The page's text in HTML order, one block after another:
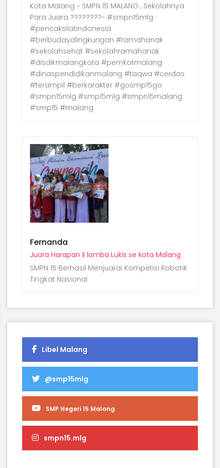
Kota Malang ~ SMPN 15 MALANG , Sekolahnya
Para Juara ????????~ #smpn15mlg
#pencaksilatindonesia
#berbudayalingkungan #ramahanak
#sekolahsehat #sekolahramahanak
#disdikmalangkota #pemkotmalang
#dinaspendidikanmalang #taqwa #cerdas
#terampil #berkarakter #gosmp15go
#smpn15mlg #smp15mlg #smpn15malang
#smp15 #malang
Fernanda
Juara Harapan II lomba Lukis se kota Malang
SMPN 15 Berhasil Menjuarai Kompetisi Robotik
Tingkat Nasional
Libel Malang
@smp15mlg
SMP Negeri 15 Malang
smpn15.mlg